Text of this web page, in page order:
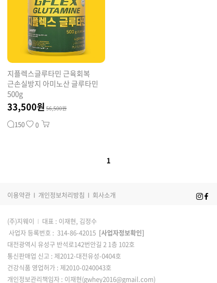
콜라겐/비타민
닭가슴살
헬스용품
커뮤니티
지플렉스글루타민 근육회복
근손실방지 아미노산 글루타민
500g
33,500원 56,500원
150 0
1
이용약관 I 개인정보처리방침 I 회사소개
(주)지웨이 I 대표 : 이재현, 김정수
사업자 등록번호 : 314-86-42015 [사업자정보확인]
대전광역시 유성구 반석로142번안길 2 1층 102호
통신판매업 신고 : 제2012-대전유성-0404호
건강식품 영업허가 : 제2010-0240043호
개인정보관리책임자 : 이재현(gwhey2016@gmail.com)